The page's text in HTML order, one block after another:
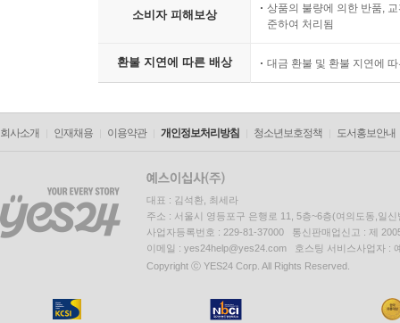
소비자 피해보상
상품의 불량에 의한 반품,
준하여 처리됨
환불 지연에 따른 배상 대금 환불 및 환불 지연에
회사소개 인재채용 이용약관 개인정보처리방침 청소년보호정책 도서홍보안내
대표 : 김석환, 최세라
주소 : 서울시 영등포구 은행로 11, 5층~6층(여의도동,일신
사업자등록번호 : 229-81-37000 통신판매업신고 : 제
이메일 : yes24help@yes24.com 호스팅 서비스사업자 :
Copyright ⓒ YES24 Corp. All Rights Reserved.